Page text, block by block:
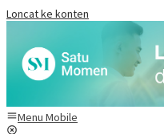
Loncat ke konten
Menu Mobile